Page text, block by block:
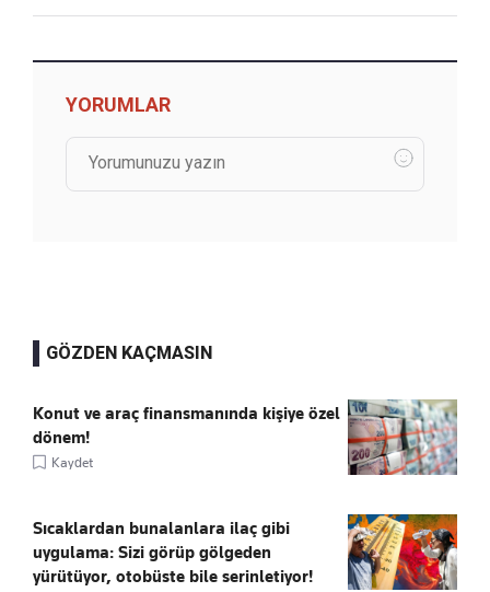
YORUMLAR
GÖZDEN KAÇMASIN
Konut ve araç finansmanında kişiye özel
dönem!
Kaydet
Sıcaklardan bunalanlara ilaç gibi
uygulama: Sizi görüp gölgeden
yürütüyor, otobüste bile serinletiyor!